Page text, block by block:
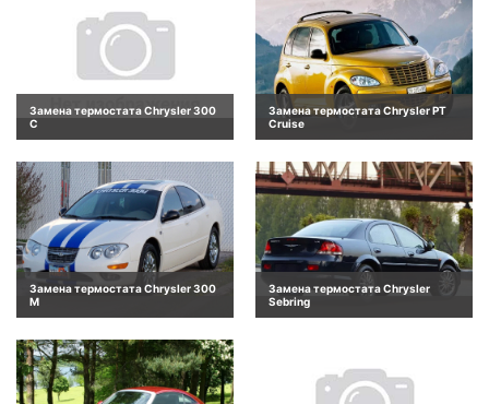
Замена термостата Chrysler 300
C
Замена термостата Chrysler PT
Cruise
Замена термостата Chrysler 300
M
Замена термостата Chrysler
Sebring